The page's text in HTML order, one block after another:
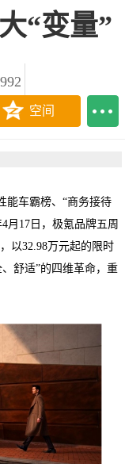
“变量”
空间
能车霸榜、“商务接待
月17日，极氪品牌五周
以32.98万元起的限时
舒适”的四维革命，重